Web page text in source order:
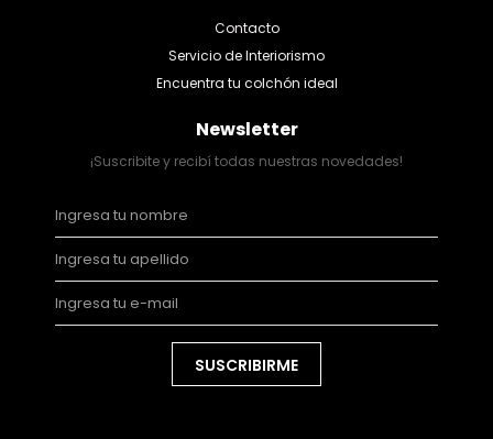
Contacto
Servicio de Interiorismo
Encuentra tu colchón ideal
Newsletter
¡Suscribite y recibí todas nuestras novedades!
SUSCRIBIRME